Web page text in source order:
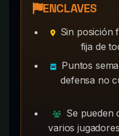
ENCLAVES
Sin posición
fija de
Puntos
defensa no
Se pueden
varios